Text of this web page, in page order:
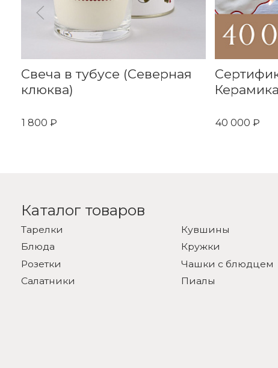
Свеча в тубусе (Северная
клюква)
1 800 ₽ 40 000 ₽
Каталог товаров
Тарелки
Блюда
Розетки
Салатники
Кувшины
Кружки
Чашки с блюдцем
Пиалы